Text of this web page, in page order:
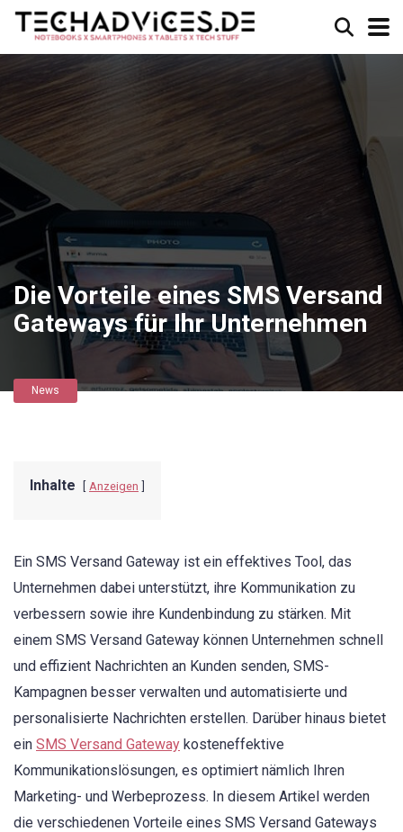
Die Vorteile eines SMS Versand
Gateways für Ihr Unternehmen
News
Inhalte Anzeigen
Ein SMS Versand Gateway ist ein effektives Tool, das
Unternehmen dabei unterstützt, ihre Kommunikation zu
verbessern sowie ihre Kundenbindung zu stärken. Mit
einem SMS Versand Gateway können Unternehmen schnell
und effizient Nachrichten an Kunden senden, SMS-
Kampagnen besser verwalten und automatisierte und
personalisierte Nachrichten erstellen. Darüber hinaus bietet
ein SMS Versand Gateway kosteneffektive
Kommunikationslösungen, es optimiert nämlich Ihren
Marketing- und Werbeprozess. In diesem Artikel werden
die verschiedenen Vorteile eines SMS Versand Gateways